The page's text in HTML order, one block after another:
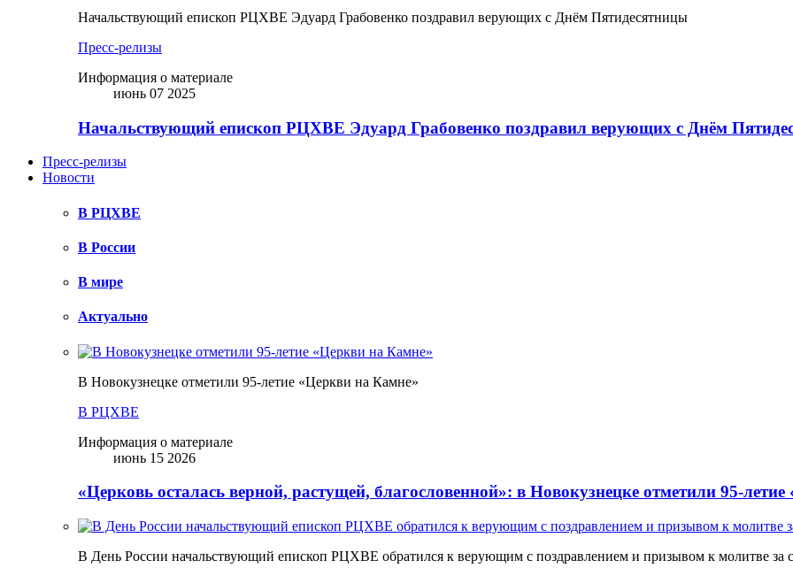
Начальствующий епископ РЦХВЕ Эдуард Грабовенко поздравил верующих с Днём Пятидесятницы
Пресс-релизы
Информация о материале
июнь 07 2025
Начальствующий епископ РЦХВЕ Эдуард Грабовенко поздравил верующих с Днём
Пресс-релизы
Новости
В РЦХВЕ
В России
В мире
Актуально
В Новокузнецке отметили 95-летие «Церкви на Камне»
В РЦХВЕ
Информация о материале
июнь 15 2026
«Церковь осталась верной, растущей, благословенной»: в Новокузнецке отметили 95-
В День России начальствующий епископ РЦХВЕ обратился к верующим с поздравлением и призывом к молитве за